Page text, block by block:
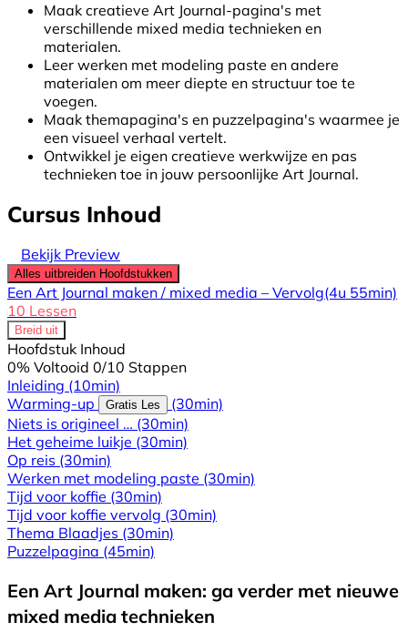
Maak creatieve Art Journal-pagina's met
verschillende mixed media technieken en
materialen.
Leer werken met modeling paste en andere
materialen om meer diepte en structuur toe te
voegen.
Maak themapagina's en puzzelpagina's waarmee je
een visueel verhaal vertelt.
Ontwikkel je eigen creatieve werkwijze en pas
technieken toe in jouw persoonlijke Art Journal.
Cursus Inhoud
Bekijk Preview
Alles uitbreiden Hoofdstukken
Een Art Journal maken / mixed media – Vervolg(4u 55min)
10 Lessen
Breid uit
Hoofdstuk Inhoud
0% Voltooid 0/10 Stappen
Inleiding (10min)
Warming-up
Gratis Les
(30min)
Niets is origineel … (30min)
Het geheime luikje (30min)
Op reis (30min)
Werken met modeling paste (30min)
Tijd voor koffie (30min)
Tijd voor koffie vervolg (30min)
Thema Blaadjes (30min)
Puzzelpagina (45min)
Een Art Journal maken: ga verder met nieuwe
mixed media technieken